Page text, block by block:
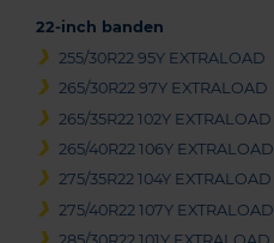
22-inch banden
255/30R22 95Y EXTRALOAD
265/30R22 97Y EXTRALOAD
265/35R22 102Y EXTRALOAD
265/40R22 106Y EXTRALOAD
275/35R22 104Y EXTRALOAD
275/40R22 107Y EXTRALOAD